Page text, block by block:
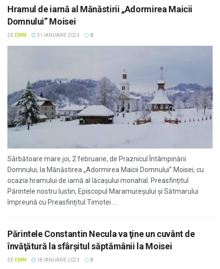
Hramul de iarnă al Mănăstirii „Adormirea Maicii
Domnului” Moisei
DE EMM 31 IANUARIE 2023 0
Sărbătoare mare joi, 2 februarie, de Praznicul Întâmpinării
Domnului, la Mănăstirea „Adormirea Maicii Domnului” Moisei, cu
ocazia hramului de iarnă al lăcașului monahal. Preasfințitul
Părintele nostru Iustin, Episcopul Maramureșului și Sătmarului
împreună cu Preasfințitul Timotei ...
Părintele Constantin Necula va ţine un cuvânt de
învăţătură la sfârşitul săptămânii la Moisei
DE EMM 18 IANUARIE 2023 0